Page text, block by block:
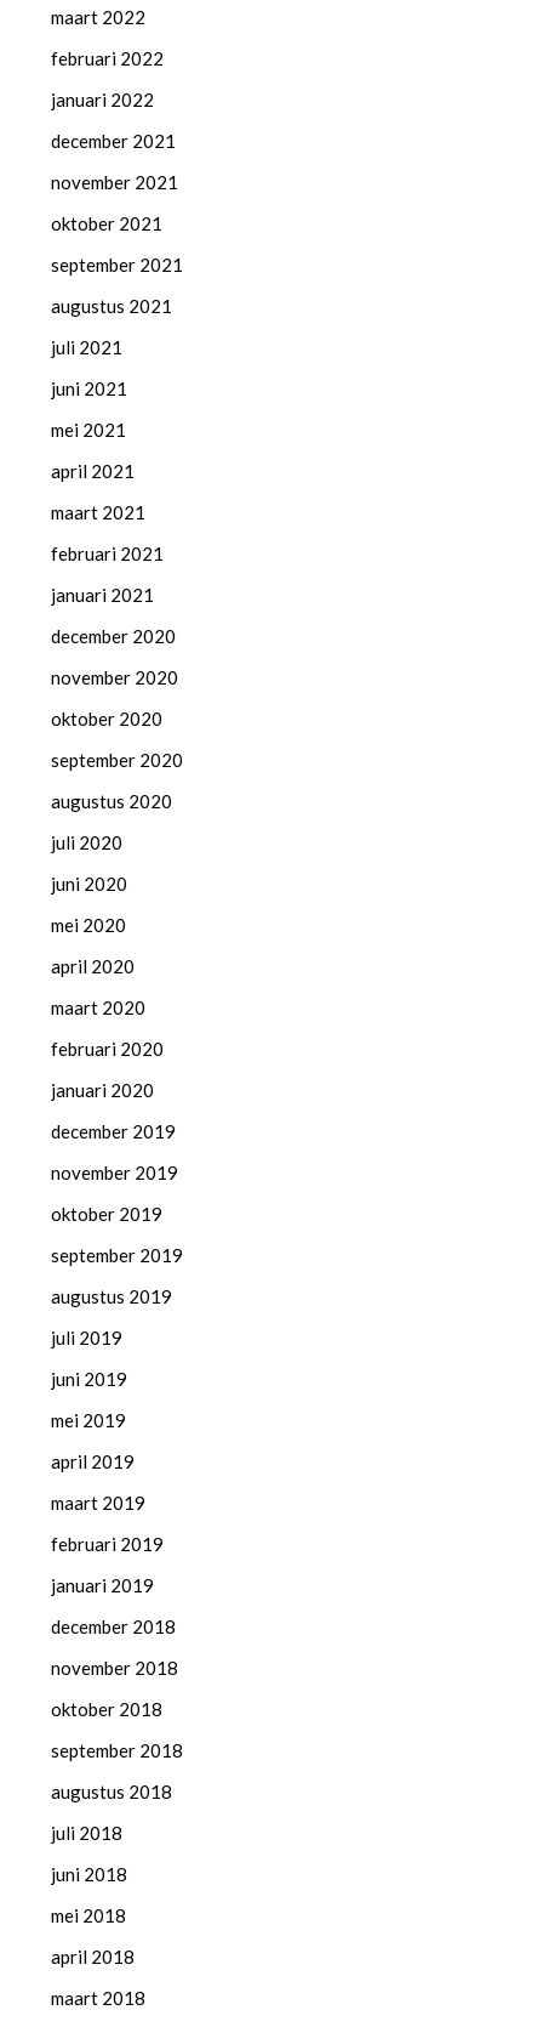
maart 2022
februari 2022
januari 2022
december 2021
november 2021
oktober 2021
september 2021
augustus 2021
juli 2021
juni 2021
mei 2021
april 2021
maart 2021
februari 2021
januari 2021
december 2020
november 2020
oktober 2020
september 2020
augustus 2020
juli 2020
juni 2020
mei 2020
april 2020
maart 2020
februari 2020
januari 2020
december 2019
november 2019
oktober 2019
september 2019
augustus 2019
juli 2019
juni 2019
mei 2019
april 2019
maart 2019
februari 2019
januari 2019
december 2018
november 2018
oktober 2018
september 2018
augustus 2018
juli 2018
juni 2018
mei 2018
april 2018
maart 2018